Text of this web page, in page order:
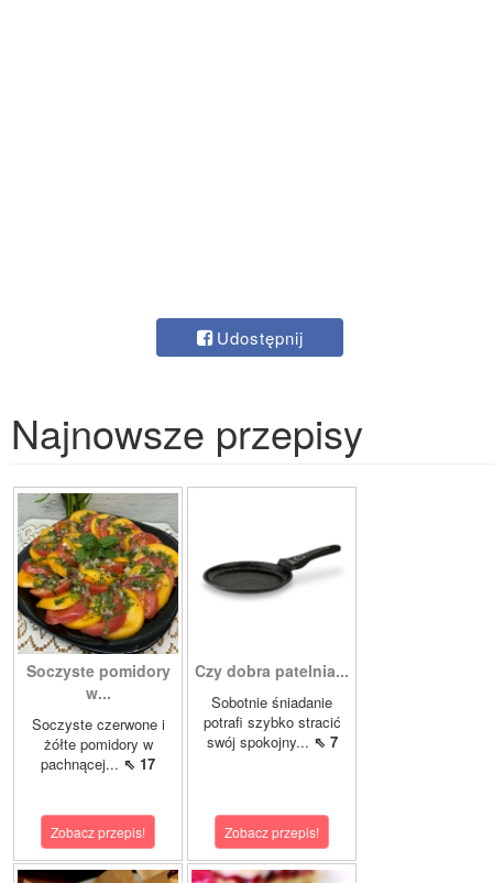
Udostępnij
Najnowsze przepisy
Soczyste pomidory
w...
Soczyste czerwone i
żółte pomidory w
pachnącej... ⇖ 17
Zobacz przepis!
Czy dobra patelnia...
Sobotnie śniadanie
potrafi szybko stracić
swój spokojny... ⇖ 7
Zobacz przepis!